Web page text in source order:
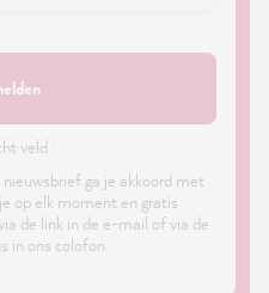
veld ·
ga je akkoord met
op elk moment en gratis
de link in de e-mail of via de
in ons colofon.